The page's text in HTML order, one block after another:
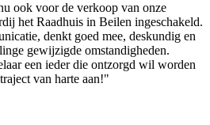
ook voor de verkoop van onze
het Raadhuis in Beilen ingeschakeld.
denkt goed mee, deskundig en
gewijzigde omstandigheden.
een ieder die ontzorgd wil worden
van harte aan!"